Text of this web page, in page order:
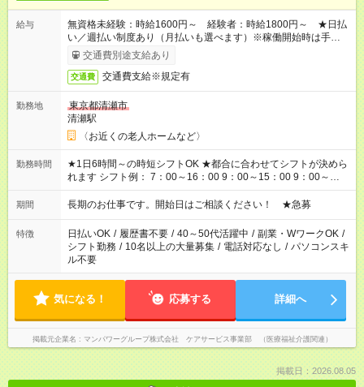
給与
無資格未経験：時給1600円～ 経験者：時給1800円～ ★日払
い／週払い制度あり（月払いも選べます）※稼働開始時は手続き
完了次第のお支払いとなります。
交通費別途支給あり
交通費 交通費支給※規定有
勤務地
東京都清瀬市
清瀬駅
〈お近くの老人ホームなど〉
勤務時間
★1日6時間～の時短シフトOK ★都合に合わせてシフトが決めら
れます シフト例： 7：00～16：00 9：00～15：00 9：00～
18：00 11：00～20：00 など ※Wワークの場合、他のお仕事と
合わせ週40時間超の就業はご案内できません ※法令に基づき、
派遣法（日雇い派遣の原則禁止）により、短時間・短期間の就
業はご案内が難しい場合があります
期間 長期のお仕事です。開始日はご相談ください！ ★急募
特徴 日払いOK / 履歴書不要 / 40～50代活躍中 / 副業・WワークOK /
シフト勤務 / 10名以上の大量募集 / 電話対応なし / パソコンスキ
ル不要
気になる！ 応募する 詳細へ
掲載元企業名 マンパワーグループ株式会社 ケアサービス事業部 （医療福祉介護関連）
掲載日：2026.08.05